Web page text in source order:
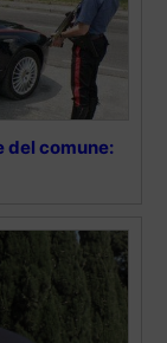
del comune: